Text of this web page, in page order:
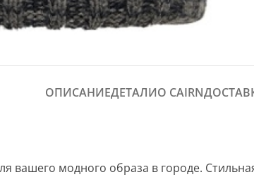
ОПИСАНИЕДЕТАЛИО CAIRN
вашего модного образа в городе.